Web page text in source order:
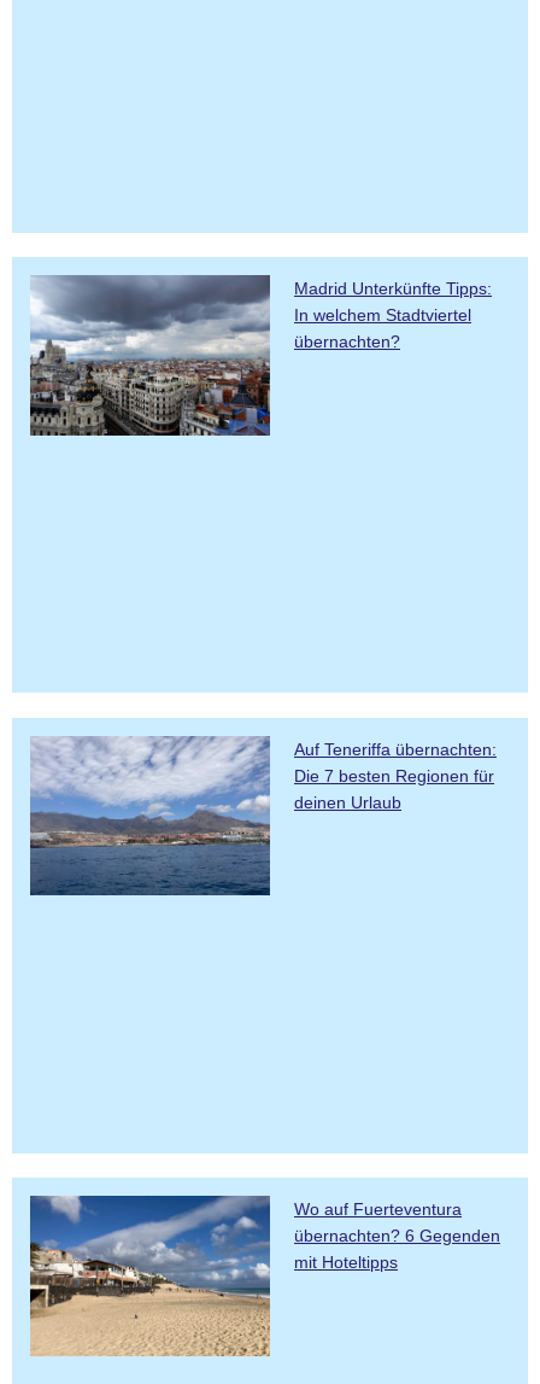
Madrid Unterkünfte Tipps:
In welchem Stadtviertel
übernachten?
Auf Teneriffa übernachten:
Die 7 besten Regionen für
deinen Urlaub
Wo auf Fuerteventura
übernachten? 6 Gegenden
mit Hoteltipps